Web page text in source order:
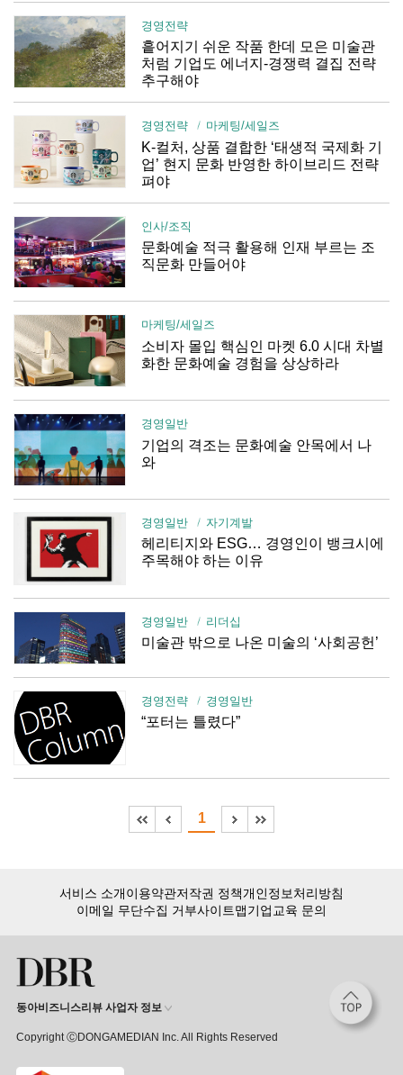
경영전략
흩어지기 쉬운 작품 한데 모은 미술관
처럼 기업도 에너지-경쟁력 결집 전략
추구해야
경영전략 마케팅/세일즈
K-컬처, 상품 결합한 ‘태생적 국제화 기
업’ 현지 문화 반영한 하이브리드 전략
펴야
인사/조직
문화예술 적극 활용해 인재 부르는 조
직문화 만들어야
마케팅/세일즈
소비자 몰입 핵심인 마켓 6.0 시대 차별
화한 문화예술 경험을 상상하라
경영일반
기업의 격조는 문화예술 안목에서 나
와
경영일반 자기계발
헤리티지와 ESG… 경영인이 뱅크시에
주목해야 하는 이유
경영일반 리더십
미술관 밖으로 나온 미술의 ‘사회공헌’
경영전략 경영일반
“포터는 틀렸다”
1
서비스 소개이용약관저작권 정책개인정보처리방침
이메일 무단수집 거부사이트맵기업교육 문의
동아비즈니스리뷰 사업자 정보
Copyright ⒸDONGAMEDIAN Inc. All Rights Reserved